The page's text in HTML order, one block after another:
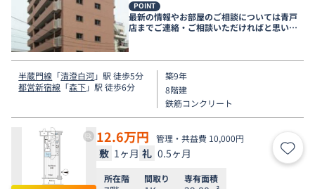
POINT
最新の情報やお部屋のご相談については青戸
店までご連絡・ご相談いただければと思いま
す。
半蔵門線 「清澄白河」駅 徒歩5分
都営新宿線 「森下」駅 徒歩6分
築9年
8階建
鉄筋コンクリート
12.6万円 管理・共益費 10,000円
敷 1ヶ月 礼 0.5ヶ月 お気
所在階 間取り 専有面積